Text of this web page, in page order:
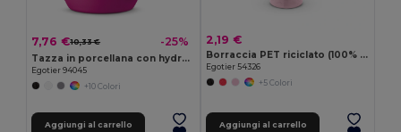
7,76 €10,33 € -25%
Tazza in porcellana con hydroglaze 450 mL
Egotier 94045
+10 Colori
Aggiungi al carrello
2,19 €
Borraccia PET riciclato (100% rPET) trasparente con finitura lucida 600 mL
Egotier 54326
+5 Colori
Aggiungi al carrello